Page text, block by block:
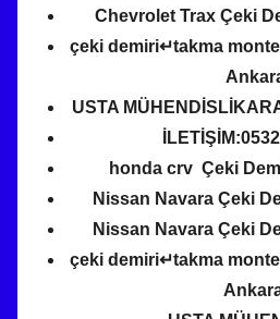
Chevrolet Trax Çeki
çeki demiri↵takma
USTA
honda crv Çeki
Nissan Navara Çeki
Nissan Navara Çeki
çeki demiri↵takma